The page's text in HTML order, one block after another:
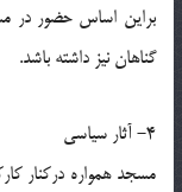
براین اساس حضور در
گناهان نیز داشته باشد.
4- آثار سیاسی
مسجد همواره درکنار